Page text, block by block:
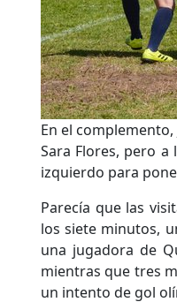
En el
Sara Flores, pero
izquierdo para
Parecía que las
los siete minutos,
una jugadora de
mientras que tres
un intento de gol